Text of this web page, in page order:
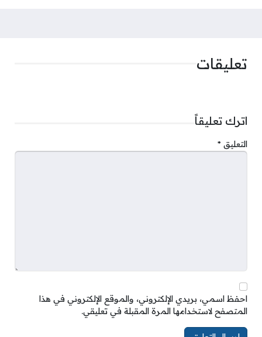
تعليقات
اترك تعليقاً
التعليق *
احفظ اسمي، بريدي الإلكتروني، والموقع الإلكتروني في هذا
المتصفح لاستخدامها المرة المقبلة في تعليقي.